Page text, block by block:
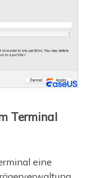
Terminal
eine